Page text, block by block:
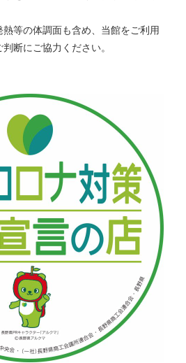
等の体調面も含め、当館をご利用
断にご協力ください。